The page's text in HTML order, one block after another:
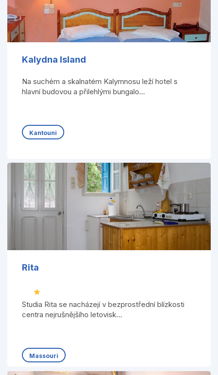
Kalydna Island
Na suchém a skalnatém Kalymnosu leží hotel s
hlavní budovou a přilehlými bungalo...
Kantouni
Rita
Studia Rita se nacházejí v bezprostřední blízkosti
centra nejrušnějšího letovisk...
Massouri